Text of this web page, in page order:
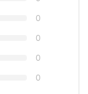
0
0
0
0